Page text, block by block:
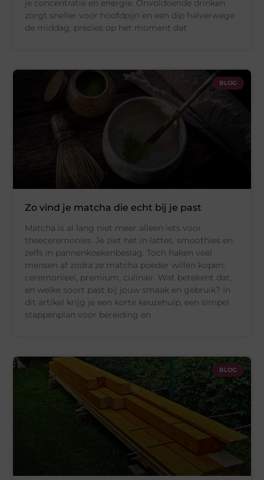
je concentratie en energie. Onvoldoende drinken
zorgt sneller voor hoofdpijn en een dip halverwege
de middag, precies op het moment dat
BLOG
Zo vind je matcha die echt bij je past
Matcha is al lang niet meer alleen iets voor
theeceremonies. Je ziet het in lattes, smoothies en
zelfs in pannenkoekenbeslag. Toch haken veel
mensen af zodra ze matcha poeder willen kopen:
ceremonieel, premium, culinair. Wat betekent dat,
en welke soort past bij jouw smaak en gebruik? In
dit artikel krijg je een korte keuzehulp, een simpel
stappenplan voor bereiding en
BLOG